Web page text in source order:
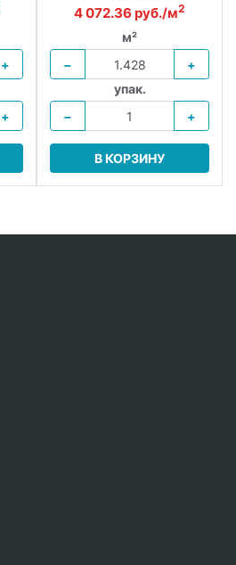
+
+
4 072.36 руб./м2
м²
−
+
упак.
−
+
В КОРЗИНУ